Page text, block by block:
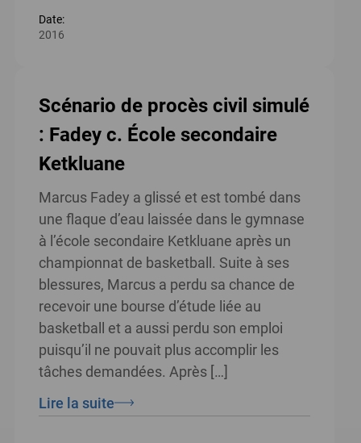
Date:
2016
Scénario de procès civil simulé
: Fadey c. École secondaire
Ketkluane
Marcus Fadey a glissé et est tombé dans
une flaque d’eau laissée dans le gymnase
à l’école secondaire Ketkluane après un
championnat de basketball. Suite à ses
blessures, Marcus a perdu sa chance de
recevoir une bourse d’étude liée au
basketball et a aussi perdu son emploi
puisqu’il ne pouvait plus accomplir les
tâches demandées. Après […]
Lire la suite